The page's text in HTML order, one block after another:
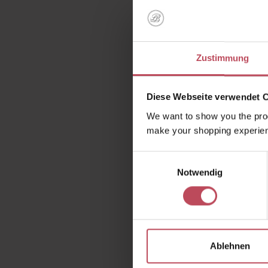
Zustimmung
Diese Webseite verwendet
We want to show you the
make your shopping
Notwendig
Ablehnen
Wie
dass